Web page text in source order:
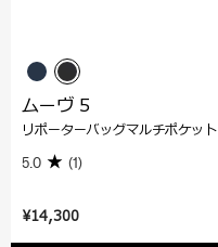
¥14,300
ムーヴ 5
リポーターバッグマルチポケット
5.0 (1)